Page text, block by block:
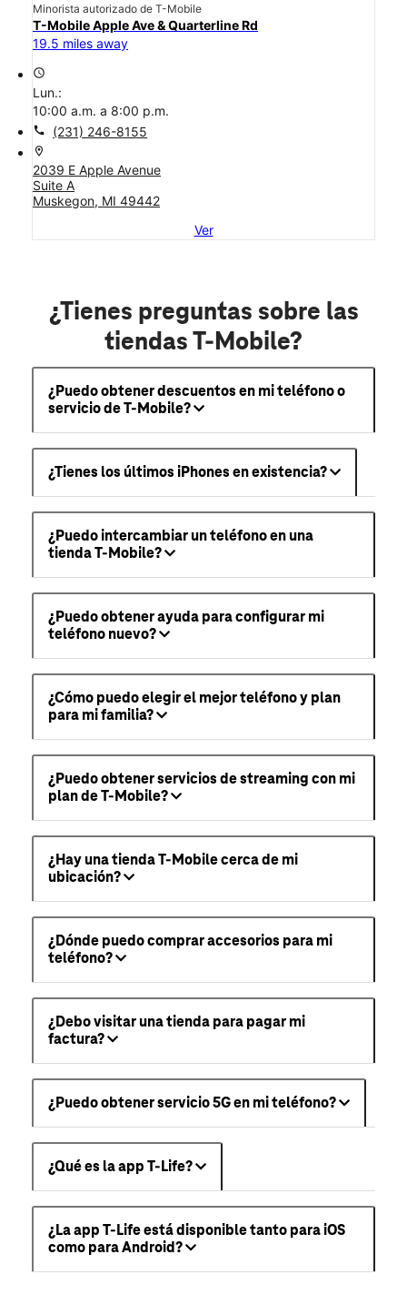
Minorista autorizado de T-Mobile
T-Mobile Apple Ave & Quarterline Rd
19.5 miles away
access_time
Lun.:
10:00 a.m. a 8:00 p.m.
call (231) 246-8155
location_on
2039 E Apple Avenue
Suite A
Muskegon, MI 49442
Ver
¿Tienes preguntas sobre las
tiendas T-Mobile?
¿Puedo obtener descuentos en mi teléfono o
servicio de T-Mobile?
¿Tienes los últimos iPhones en existencia?
¿Puedo intercambiar un teléfono en una
tienda T-Mobile?
¿Puedo obtener ayuda para configurar mi
teléfono nuevo?
¿Cómo puedo elegir el mejor teléfono y plan
para mi familia?
¿Puedo obtener servicios de streaming con mi
plan de T-Mobile?
¿Hay una tienda T-Mobile cerca de mi
ubicación?
¿Dónde puedo comprar accesorios para mi
teléfono?
¿Debo visitar una tienda para pagar mi
factura?
¿Puedo obtener servicio 5G en mi teléfono?
¿Qué es la app T-Life?
¿La app T-Life está disponible tanto para iOS
como para Android?